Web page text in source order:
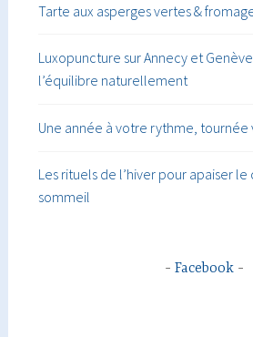
Tarte aux asperges vertes &
Luxopuncture sur Annecy et
l’équilibre naturellement
Une année à votre rythme, tournée
Les rituels de l’hiver pour apaiser le
sommeil
Facebook